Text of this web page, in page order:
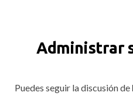
Administrar
Puedes seguir la discusión de